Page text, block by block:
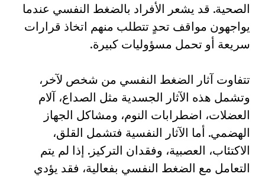
الصحية. قد يشعر الأفراد بالضغط النفسي عندما
يواجهون مواقف تحدٍ تتطلب منهم اتخاذ قرارات
سريعة أو تحمل مسؤوليات كبيرة.
تتفاوت آثار الضغط النفسي من شخص لآخر،
وتشمل هذه الآثار الجسدية مثل الصداع، آلام
العضلات، اضطرابات النوم، ومشاكل الجهاز
الهضمي. أما الآثار النفسية فتشمل القلق،
الاكتئاب، العصبية، وفقدان التركيز. إذا لم يتم
التعامل مع الضغط النفسي بفعالية، فقد يؤدي